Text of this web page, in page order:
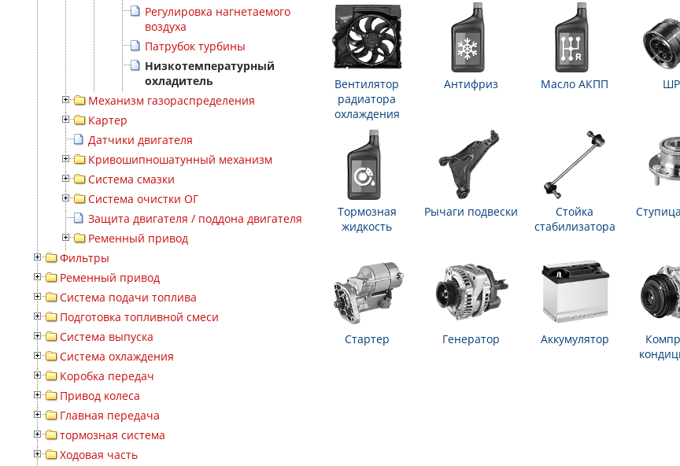
Регулировка нагнетаемого
воздуха
Патрубок турбины
Низкотемпературный
охладитель
Механизм газораспределения
Картер
Датчики двигателя
Кривошипношатунный механизм
Система смазки
Система очистки ОГ
Защита двигателя / поддона двигателя
Ременный привод
Фильтры
Ременный привод
Система подачи топлива
Подготовка топливной смеси
Система выпуска
Система охлаждения
Коробка передач
Привод колеса
Главная передача
тормозная система
Ходовая часть
Вентилятор
радиатора
охлаждения
Антифриз Масло АКПП
Тормозная
жидкость
Рычаги подвески
Стойка
стабилизатора
Стартер Генератор Аккумулятор